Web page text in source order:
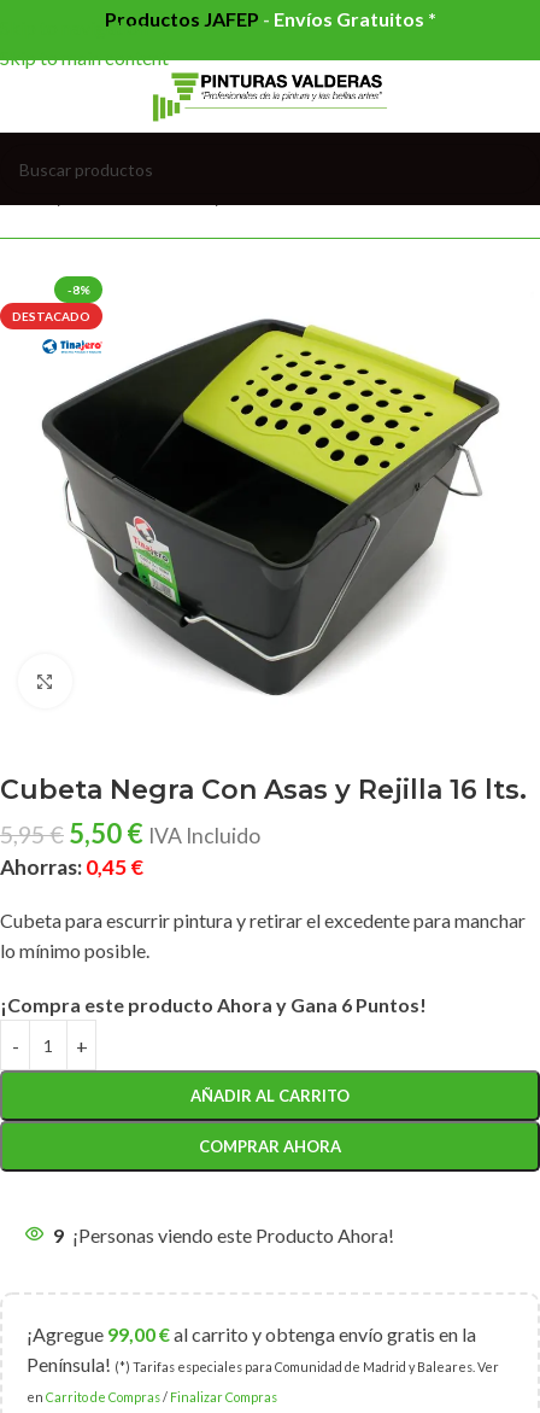
Skip to navigation
Skip to main content
Productos JAFEP - Envíos Gratuitos *
-8%
DESTACADO
Cubeta Negra Con Asas y Rejilla 16 lts.
5,95€ 5,50€ IVA Incluido
Ahorras:0,45€
Cubeta para escurrir pintura y retirar el excedente para manchar
lo mínimo posible.
¡Compra este producto Ahora y Gana 6 Puntos!
AÑADIR AL CARRITO
COMPRAR AHORA
9 ¡Personas viendo este Producto Ahora!
¡Agregue 99,00€al carrito y obtenga envío gratis en la
Península! (*) Tarifas especiales para Comunidad de Madrid y Baleares. Ver
en Carrito de Compras/ Finalizar Compras